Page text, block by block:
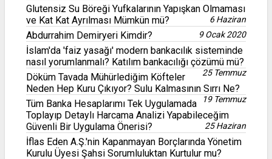
Glutensiz Su Böreği Yufkalarının Yapışkan Olmaması
ve Kat Kat Ayrılması Mümkün mü?
6 Haziran
Abdurrahim Demiryeri Kimdir? 9 Ocak 2020
İslam'da 'faiz yasağı' modern bankacılık sisteminde
nasıl yorumlanmalı? Katılım bankacılığı çözümü mü?
25 Temmuz
Döküm Tavada Mühürlediğim Köfteler
Neden Hep Kuru Çıkıyor? Sulu Kalmasının Sırrı Ne?
19 Temmuz
Tüm Banka Hesaplarımı Tek Uygulamada
Toplayıp Detaylı Harcama Analizi Yapabileceğim
Güvenli Bir Uygulama Önerisi?
25 Haziran
İflas Eden A.Ş.'nin Kapanmayan Borçlarında Yönetim
Kurulu Üyesi Şahsi Sorumluluktan Kurtulur mu?